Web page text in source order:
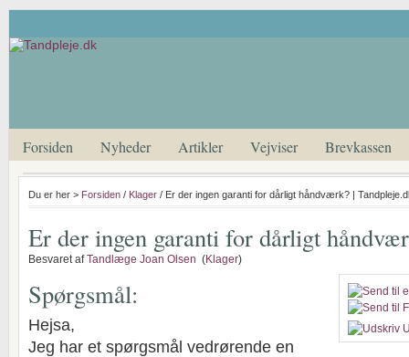
Forsiden Nyheder Artikler Vejviser Brevkassen
Du er her > Forsiden / Klager / Er der ingen garanti for dårligt håndværk? |
Er der ingen garanti for dårligt
Besvaret afTandlæge Joan Olsen (Klager)
Spørgsmål:
Hejsa,
Jeg har et spørgsmål vedrørende en